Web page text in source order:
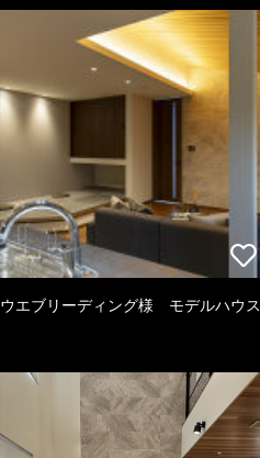
ウエブリーディング様 モデルハウス